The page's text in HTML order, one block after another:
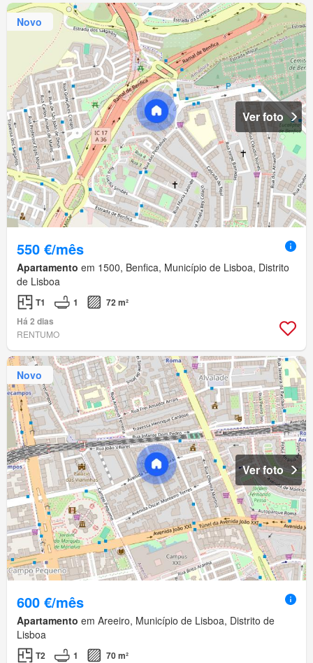
Novo
Ver foto
550 €/mês
Apartamento em 1500, Benfica, Município de Lisboa, Distrito
de Lisboa
T1 1
72 m²
Há 2 dias
RENTUMO
Novo
Ver foto
600 €/mês
Apartamento em Areeiro, Município de Lisboa, Distrito de
Lisboa
T2 1
70 m²